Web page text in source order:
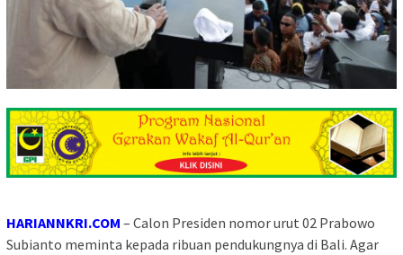
HARIANNKRI.COM – Calon Presiden nomor urut 02 Prabowo
Subianto meminta kepada ribuan pendukungnya di Bali. Agar